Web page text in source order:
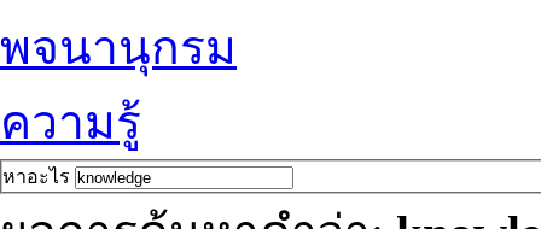
พจนานุกรม
ความรู้
หาอะไร